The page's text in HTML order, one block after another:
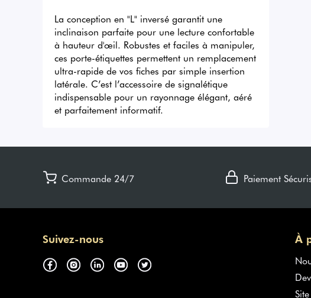
La conception en "L" inversé garantit une
inclinaison parfaite pour une lecture confortable
à hauteur d'œil. Robustes et faciles à manipuler,
ces porte-étiquettes permettent un remplacement
ultra-rapide de vos fiches par simple insertion
latérale. C’est l’accessoire de signalétique
indispensable pour un rayonnage élégant, aéré
et parfaitement informatif.
Commande 24/7 Paiement
Suivez-nous À